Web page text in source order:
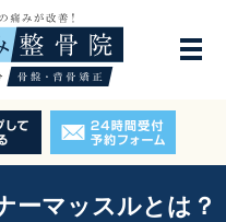
ーマッスルとは？